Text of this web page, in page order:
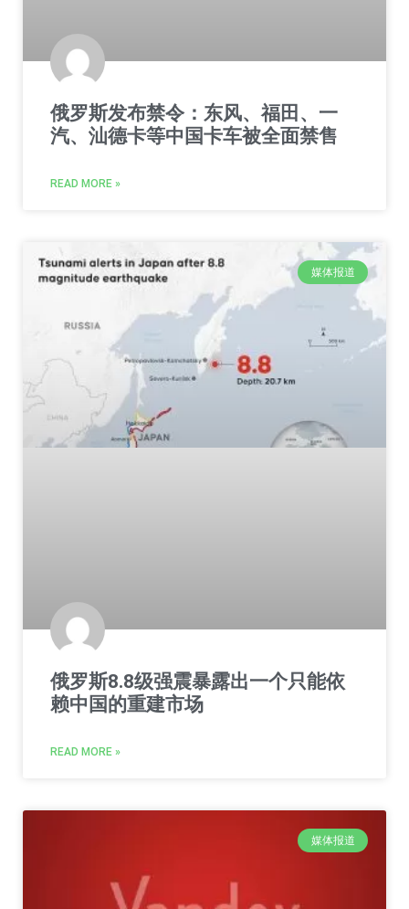
俄罗斯发布禁令：东风、福田、一
汽、汕德卡等中国卡车被全面禁售
READ MORE »
媒体报道
俄罗斯8.8级强震暴露出一个只能依
赖中国的重建市场
READ MORE »
媒体报道